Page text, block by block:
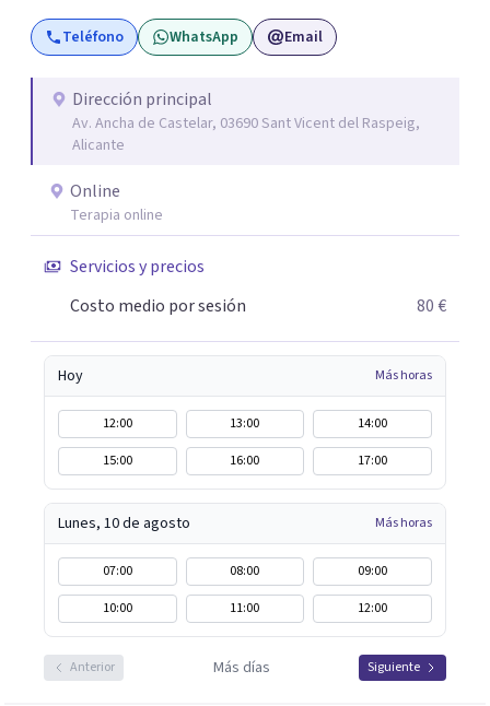
sentido, el autoconocimiento y la conexión interior. Mi
objetivo es ayudar a las personas a comprenderse mejor,
necesarios para vivir con mayor equilibrio y plenitud.
Teléfono WhatsApp Email
Dirección principal
Av. Ancha de Castelar, 03690 Sant Vicent del Raspeig,
Alicante
Online
Terapia online
Servicios y precios
Costo medio por sesión
80 €
Hoy Más horas
12:00 13:00
14:00
15:00
16:00 17:00
Lunes, 10 de agosto Más horas
07:00 08:00
09:00
10:00
11:00 12:00
Anterior Más días Siguiente